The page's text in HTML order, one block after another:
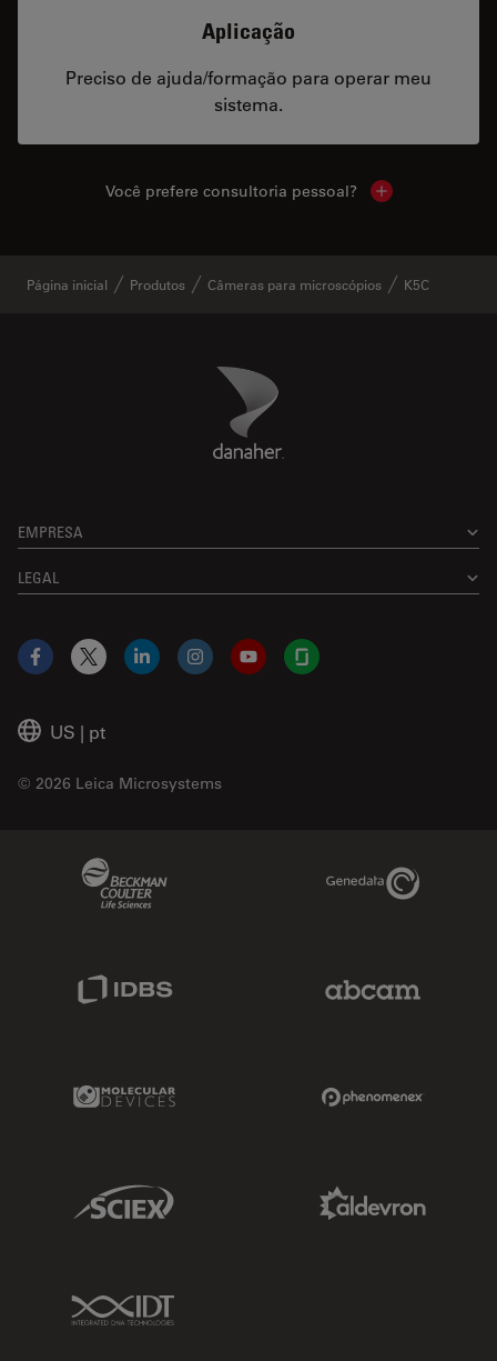
Aplicação
Preciso de ajuda/formação para operar meu
sistema.
Você prefere consultoria pessoal? Show local
Página inicial Produtos Câmeras para microscópios K5C
Danaher Logo
EMPRESA
LEGAL
US | pt
© 2026 Leica Microsystems
Facebook
X LinkedInInstagramYouTubeGlassdoor
Genedata Link
IDBS Link
Molecular Devices Link
Sciex Link
IDT Link